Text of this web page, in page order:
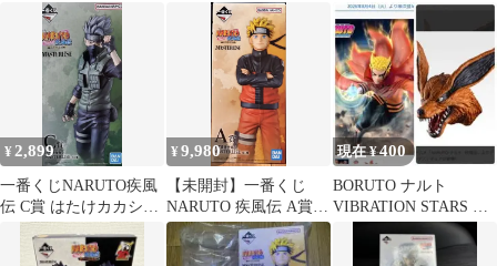
MASTERLISE
ラ ラストワン 国内
正規品
MASTERLISE フィギュ
ア
¥2,899
一番くじNARUTO疾風
伝 C賞 はたけカカシ
MASTERLISE
¥9,980
【未開封】一番くじ
NARUTO 疾風伝 A賞
うずまきナルト フィギ
ュア
現在 ¥400
BORUTO ナルト
VIBRATION STARS 一
番くじ F賞 フィギュア